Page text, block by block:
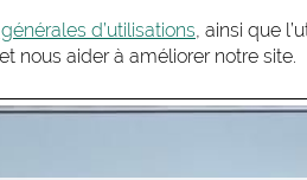
d’utilisations, ainsi que
nous aider à améliorer notre site.
MAULER
RÉALISATIONS ACTUALITÉS